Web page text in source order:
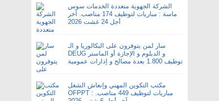
الشركة الجهوية متعددة الخدمات سوس
ماسة : مباريات لتوظيف 174 مناصب. آخر
أجل 24 غشت 2026
سار لمن يتوفرون على البكالوريا و الـ
DEUG و الدبلوم و الإجازة أو الماستر
توظيف 1.800 بعدة مصالح و إدارات عمومية
مكتب التكوين المهني وإنعاش الشغل
OFPPT : مباريات لتوظيف 449 مناصب.